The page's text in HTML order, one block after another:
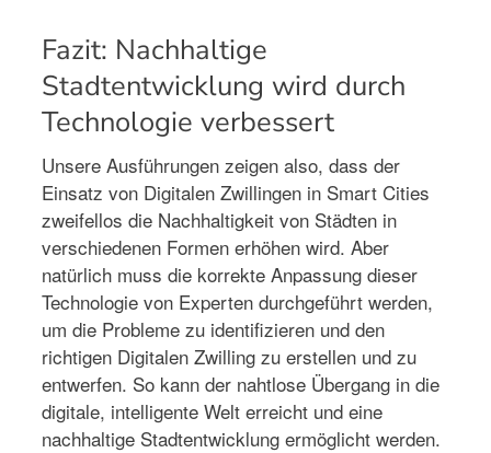
Fazit: Nachhaltige
Stadtentwicklung wird durch
Technologie verbessert
Unsere Ausführungen zeigen also, dass der
Einsatz von Digitalen Zwillingen in Smart Cities
zweifellos die Nachhaltigkeit von Städten in
verschiedenen Formen erhöhen wird. Aber
natürlich muss die korrekte Anpassung dieser
Technologie von Experten durchgeführt werden,
um die Probleme zu identifizieren und den
richtigen Digitalen Zwilling zu erstellen und zu
entwerfen. So kann der nahtlose Übergang in die
digitale, intelligente Welt erreicht und eine
nachhaltige Stadtentwicklung ermöglicht werden.